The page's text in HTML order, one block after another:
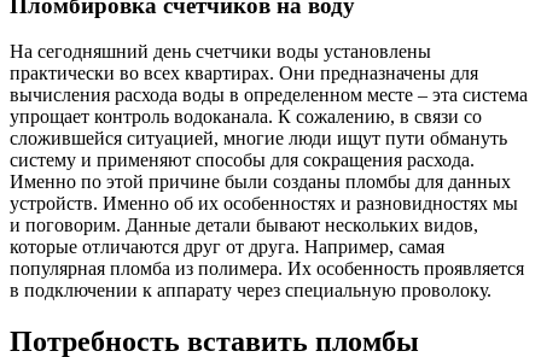
Пломбировка счетчиков на воду
На сегодняшний день счетчики воды установлены
практически во всех квартирах. Они предназначены для
вычисления расхода воды в определенном месте – эта система
упрощает контроль водоканала. К сожалению, в связи со
сложившейся ситуацией, многие люди ищут пути обмануть
систему и применяют способы для сокращения расхода.
Именно по этой причине были созданы пломбы для данных
устройств. Именно об их особенностях и разновидностях мы
и поговорим. Данные детали бывают нескольких видов,
которые отличаются друг от друга. Например, самая
популярная пломба из полимера. Их особенность проявляется
в подключении к аппарату через специальную проволоку.
Потребность вставить пломбы